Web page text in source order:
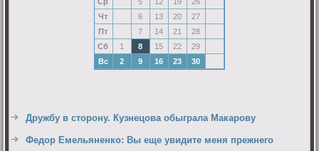
Чт
6 13 20
27
Пт
7 14 21
28
Сб
1 8 15 22
29
Вс
2 9 16 23 30
Дружбу в сторону. Кузнецова обыграла Макарову
Федор Емельяненко: Вы еще увидите меня прежнего